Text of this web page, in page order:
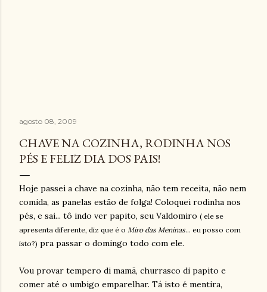
agosto 08, 2009
CHAVE NA COZINHA, RODINHA NOS
PÉS E FELIZ DIA DOS PAIS!
Hoje passei a chave na cozinha, não tem receita, não nem
comida, as panelas estão de folga! Coloquei rodinha nos
pés, e sai... tô indo ver papito, seu Valdomiro ( ele se
apresenta diferente, diz que é o Miro das Meninas... eu posso com
isto?) pra passar o domingo todo com ele.
Vou provar tempero di mamã, churrasco di papito e
comer até o umbigo emparelhar. Tá isto é mentira,